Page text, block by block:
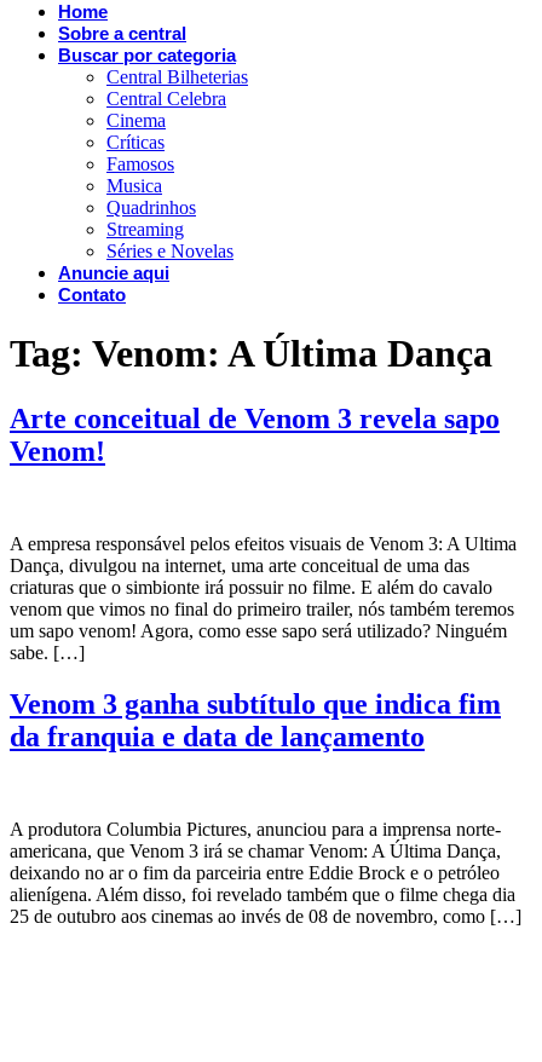
Home
Sobre a central
Buscar por categoria
Central Bilheterias
Central Celebra
Cinema
Críticas
Famosos
Musica
Quadrinhos
Streaming
Séries e Novelas
Anuncie aqui
Contato
Tag: Venom: A Última Dança
Arte conceitual de Venom 3 revela sapo
Venom!
A empresa responsável pelos efeitos visuais de Venom 3: A Ultima
Dança, divulgou na internet, uma arte conceitual de uma das
criaturas que o simbionte irá possuir no filme. E além do cavalo
venom que vimos no final do primeiro trailer, nós também teremos
um sapo venom! Agora, como esse sapo será utilizado? Ninguém
sabe. […]
Venom 3 ganha subtítulo que indica fim
da franquia e data de lançamento
A produtora Columbia Pictures, anunciou para a imprensa norte-
americana, que Venom 3 irá se chamar Venom: A Última Dança,
deixando no ar o fim da parceiria entre Eddie Brock e o petróleo
alienígena. Além disso, foi revelado também que o filme chega dia
25 de outubro aos cinemas ao invés de 08 de novembro, como […]